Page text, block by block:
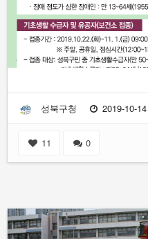
성북구청 2019-10-14
11 0